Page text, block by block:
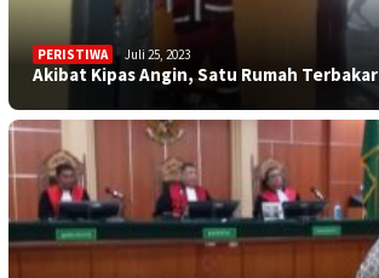
PERISTIWA Juli 25, 2023
Akibat Kipas Angin, Satu Rumah Terbakar